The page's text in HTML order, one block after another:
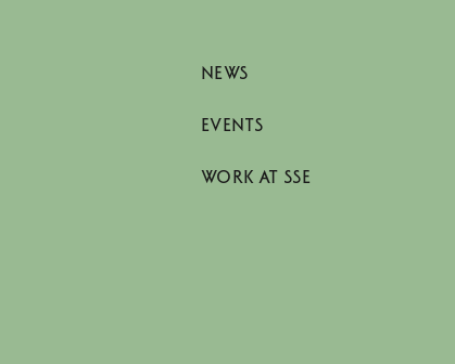
NEWS
EVENTS
WORK AT SSE